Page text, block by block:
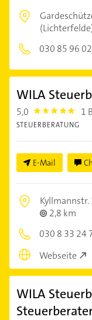
030 85 96
WILA
5,0 5.0 1
STEUERBERATUNG
E-Mail
Kyllmannstr.
2,8 km
030 8 33 24
Webseite
WILA